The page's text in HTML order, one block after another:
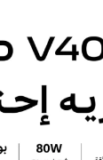
Lebanon | حدد البلد/المنطقة